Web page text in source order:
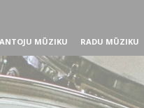
MŪZIKU RADU MŪZIKU